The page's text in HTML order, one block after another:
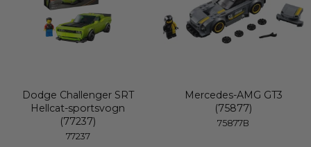
Dodge Challenger SRT
Hellcat-sportsvogn
(77237)
77237
Mercedes-AMG GT3
(75877)
75877B